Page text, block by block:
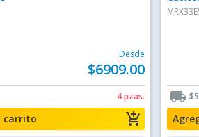
Desde
$6909.00
4 pzas.
add_shopping_cart
carrito
local_shipping